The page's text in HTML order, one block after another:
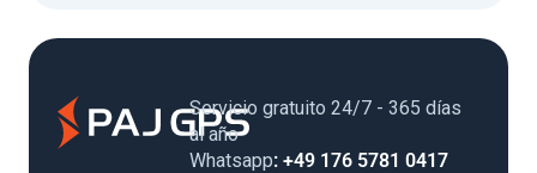
Servicio gratuito 24/7 - 365 días
al año
Whatsapp: +49 176 5781 0417